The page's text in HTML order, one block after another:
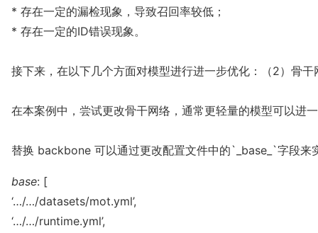
* 存在一定的漏检现象，导致召回率较低；
* 存在一定的ID错误现象。
接下来，在以下几个方面对模型进行进一步优化：（2）骨干
在本案例中，尝试更改骨干网络，通常更轻量的模型可以进
替换 backbone 可以通过更改配置文件中的`_base_`字段来
base: [
‘…/…/datasets/mot.yml’,
‘…/…/runtime.yml’,